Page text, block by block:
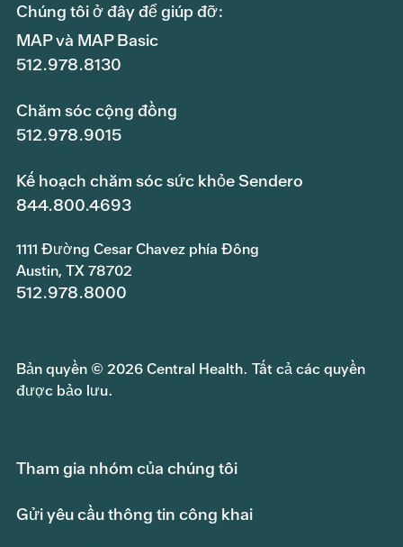
Chúng tôi ở đây để giúp đỡ:
MAP và MAP Basic
512.978.8130
Chăm sóc cộng đồng
512.978.9015
Kế hoạch chăm sóc sức khỏe Sendero
844.800.4693
1111 Đường Cesar Chavez phía Đông
Austin, TX 78702
512.978.8000
Bản quyền © 2026 Central Health. Tất cả các quyền
được bảo lưu.
Tham gia nhóm của chúng tôi
Gửi yêu cầu thông tin công khai